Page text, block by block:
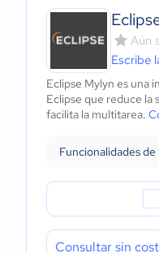
Aún
Escribe
Eclipse Mylyn es una
Eclipse que reduce la
facilita la multitarea.
Funcionalidades
Consultar sin